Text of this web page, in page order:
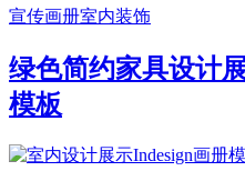
宣传画册室内装饰
绿色简约家具设计
模板